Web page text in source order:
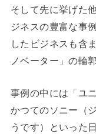
そして先に挙げた
ジネスの豊富な事
したビジネスも含
ノベーター」の輪
事例の中には「ユ
かつてのソニー（
うです）といった